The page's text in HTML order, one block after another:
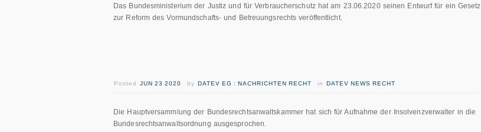
Das Bundesministerium der Justiz und für Verbraucherschutz hat am 23.06.2020 seinen Entwurf für ein Gesetz
zur Reform des Vormundschafts- und Betreuungsrechts veröffentlicht.
Posted JUN 23 2020 by DATEV EG : NACHRICHTEN RECHT in DATEV NEWS RECHT
Die Hauptversammlung der Bundesrechtsanwaltskammer hat sich für Aufnahme der Insolvenzverwalter in die
Bundesrechtsanwaltsordnung ausgesprochen.